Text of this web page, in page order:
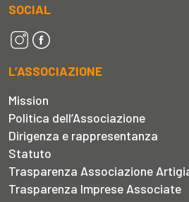
SOCIAL
L’ASSOCIAZIONE
Mission
Politica dell’Associazione
Dirigenza e rappresentanza
Statuto
Trasparenza Associazione
Trasparenza Imprese Associate